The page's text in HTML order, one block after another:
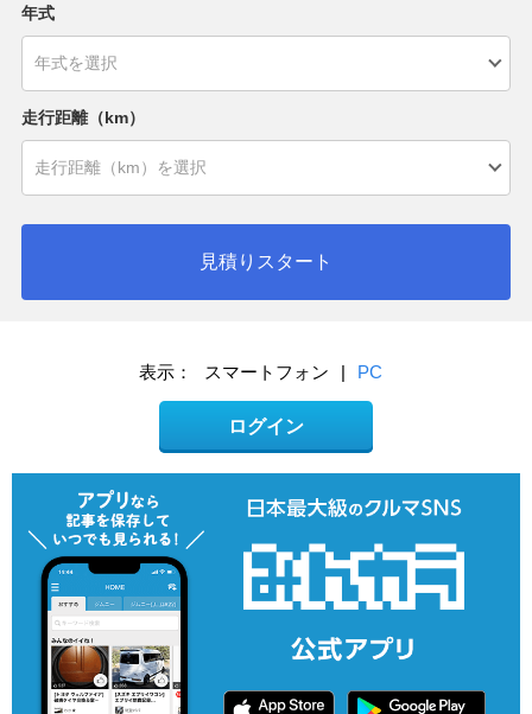
年式
走行距離（km）
見積りスタート
表示： スマートフォン | PC
ログイン